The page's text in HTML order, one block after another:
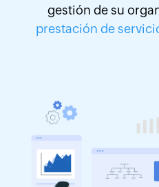
gestión de su
prestación de